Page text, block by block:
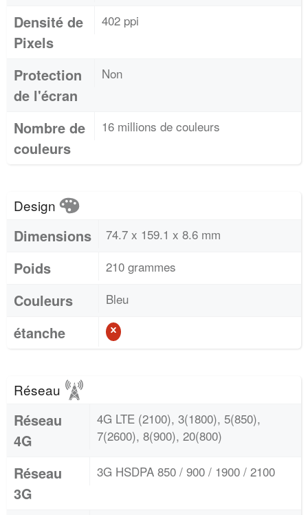
Densité de
Pixels
402 ppi
Protection
de l'écran
Non
Nombre de
couleurs
16 millions de couleurs
Design
Dimensions 74.7 x 159.1 x 8.6 mm
Poids 210 grammes
Couleurs Bleu
étanche
Réseau
Réseau
4G
4G LTE (2100), 3(1800), 5(850),
7(2600), 8(900), 20(800)
Réseau
3G
3G HSDPA 850 / 900 / 1900 / 2100